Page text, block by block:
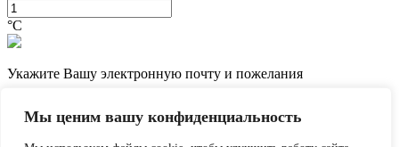
Мы ценим вашу конфиденциальность
°С
Укажите Вашу электронную почту и пожелания